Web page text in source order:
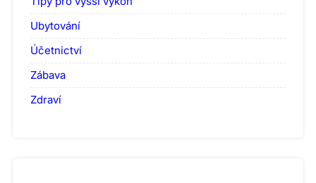
Ubytování
Účetnictví
Zábava
Zdraví